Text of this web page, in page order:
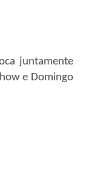
juntamente
e Domingo